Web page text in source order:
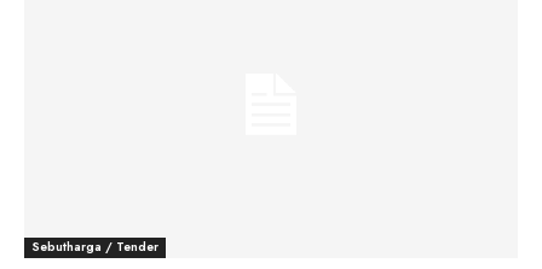
Sebutharga / Tender